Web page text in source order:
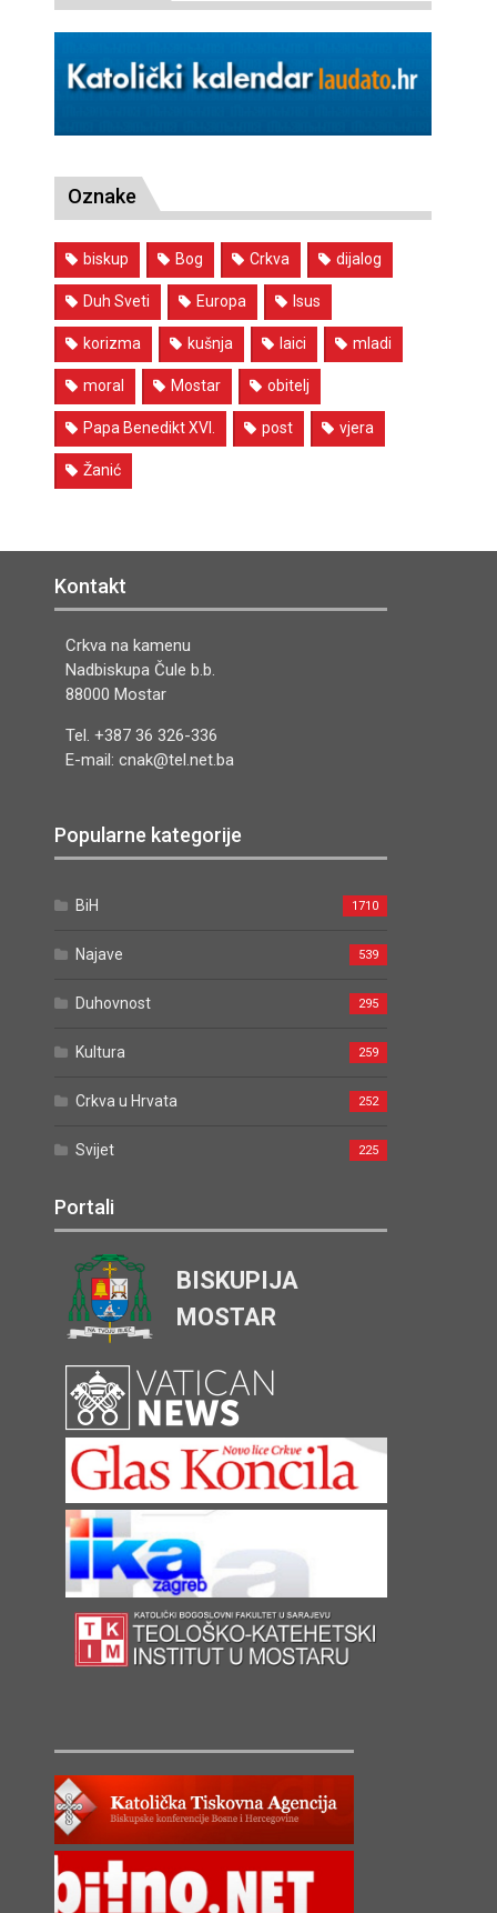
Oznake
biskup Bog Crkva dijalog
Duh Sveti Europa Isus
korizma kušnja laici mladi
moral Mostar obitelj
Papa Benedikt XVI. post vjera
Žanić
Kontakt
Crkva na kamenu
Nadbiskupa Čule b.b.
88000 Mostar
Tel. +387 36 326-336
E-mail: cnak@tel.net.ba
Popularne kategorije
BiH 1710
Najave 539
Duhovnost 295
Kultura 259
Crkva u Hrvata 252
Svijet 225
Portali
BISKUPIJA
MOSTAR